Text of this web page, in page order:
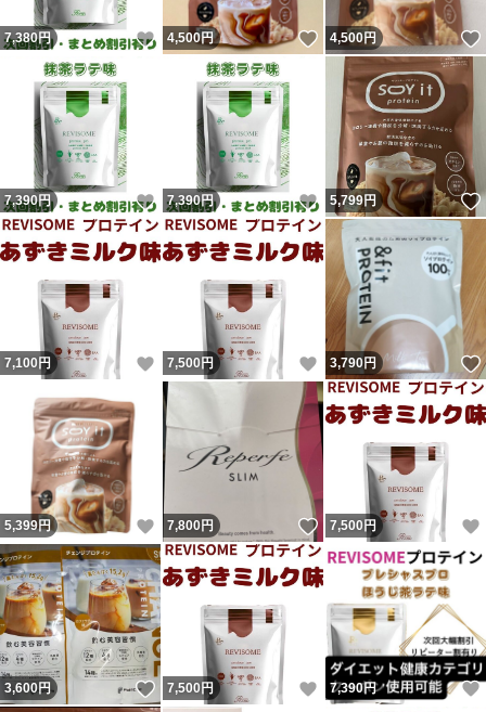
7,380円 いいね！
4,500円 いいね！
4,500円
7,390円 いいね！
7,390円 いいね！
5,799円
7,100 円 いいね！
7,500 円 いいね！
3,790円
5,399円 いいね！
7,800円 いいね！
7,500 円
3,600円 いいね！
7,500 円 いいね！
7,390円